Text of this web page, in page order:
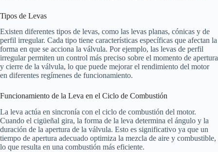
Tipos de Levas
Existen diferentes tipos de levas, como las levas planas, cónicas y de
perfil irregular. Cada tipo tiene características específicas que afectan la
forma en que se acciona la válvula. Por ejemplo, las levas de perfil
irregular permiten un control más preciso sobre el momento de apertura
y cierre de la válvula, lo que puede mejorar el rendimiento del motor
en diferentes regímenes de funcionamiento.
Funcionamiento de la Leva en el Ciclo de Combustión
La leva actúa en sincronía con el ciclo de combustión del motor.
Cuando el cigüeñal gira, la forma de la leva determina el ángulo y la
duración de la apertura de la válvula. Esto es significativo ya que un
tiempo de apertura adecuado optimiza la mezcla de aire y combustible,
lo que resulta en una combustión más eficiente.